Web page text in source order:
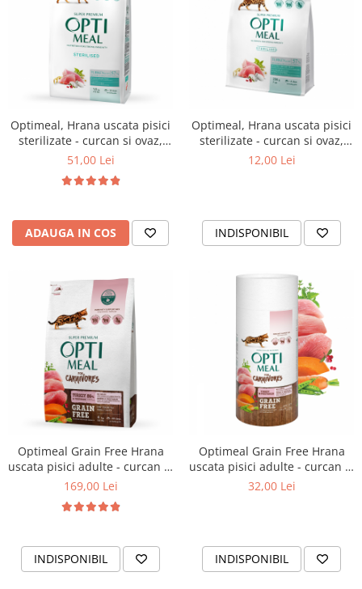
Optimeal, Hrana uscata pisici
sterilizate - curcan si ovaz,
1.5kg
51,00 Lei
ADAUGA IN COS
Optimeal, Hrana uscata pisici
sterilizate - curcan si ovaz,
200g
12,00 Lei
INDISPONIBIL
Optimeal Grain Free Hrana
uscata pisici adulte - curcan si
legume, 4kg
169,00 Lei
INDISPONIBIL
Optimeal Grain Free Hrana
uscata pisici adulte - curcan si
legume, 650g
32,00 Lei
INDISPONIBIL